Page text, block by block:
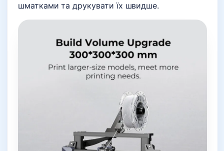
шматками та друкувати їх швидше.